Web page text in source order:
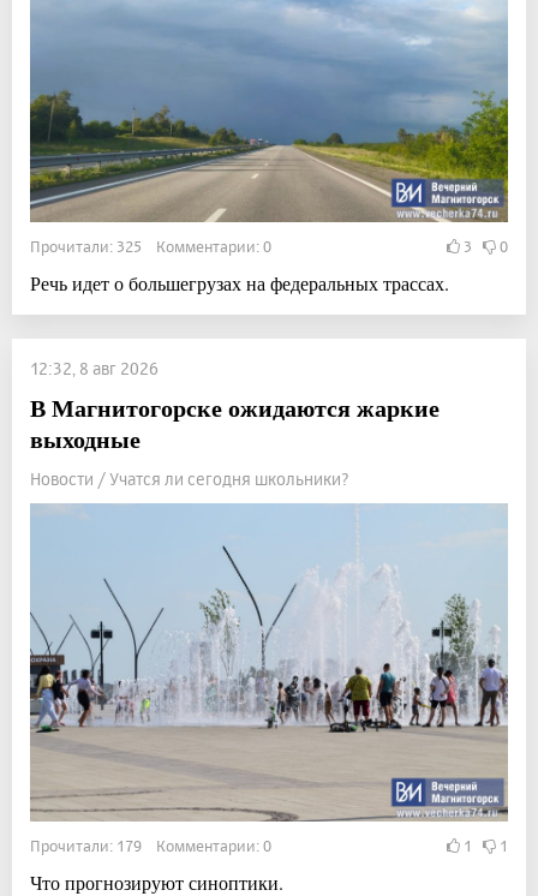
Прочитали: 325 Комментарии: 0 3 0
Речь идет о большегрузах на федеральных трассах.
12:32, 8 авг 2026
В Магнитогорске ожидаются жаркие
выходные
Новости / Учатся ли сегодня школьники?
Прочитали: 179 Комментарии: 0 1 1
Что прогнозируют синоптики.